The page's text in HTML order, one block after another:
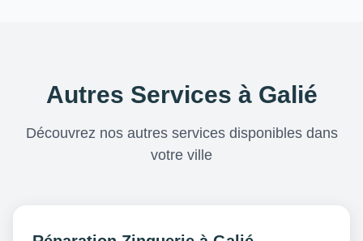
Autres Services à Galié
Découvrez nos autres services disponibles dans
votre ville